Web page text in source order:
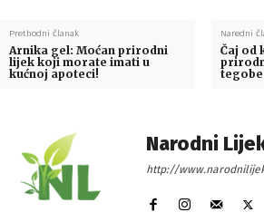
Prethodni članak
Arnika gel: Moćan prirodni
lijek koji morate imati u
kućnoj apoteci!
Naredni
Čaj od
tegobe
Narodni
http://